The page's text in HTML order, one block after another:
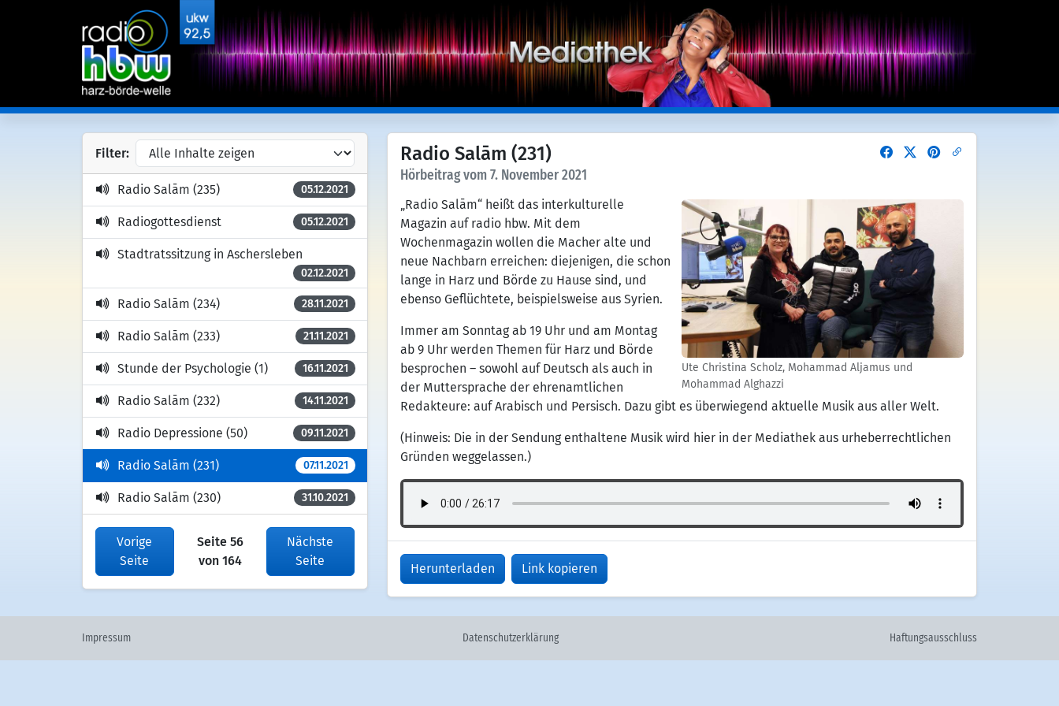
Radio Salām (231)
Hörbeitrag vom 7. November 2021
Ute Christina Scholz, Mohammad Aljamus und
Mohammad Alghazzi
„Radio Salām“ heißt das interkulturelle
Magazin auf radio hbw. Mit dem
Wochenmagazin wollen die Macher alte und
neue Nachbarn erreichen: diejenigen, die schon
lange in Harz und Börde zu Hause sind, und
ebenso Geflüchtete, beispielsweise aus Syrien.
Immer am Sonntag ab 19 Uhr und am Montag
ab 9 Uhr werden Themen für Harz und Börde
besprochen – sowohl auf Deutsch als auch in
der Muttersprache der ehrenamtlichen
Redakteure: auf Arabisch und Persisch. Dazu gibt es überwiegend aktuelle Musik aus aller Welt.
(Hinweis: Die in der Sendung enthaltene Musik wird hier in der Mediathek aus urheberrechtlichen
Gründen weggelassen.)
Herunterladen Link kopieren
Filter:
Radio Salām (235) 05.12.2021
Radiogottesdienst 05.12.2021
Stadtratssitzung in Aschersleben
02.12.2021
Radio Salām (234) 28.11.2021
Radio Salām (233) 21.11.2021
Stunde der Psychologie (1) 16.11.2021
Radio Salām (232) 14.11.2021
Radio Depressione (50) 09.11.2021
Radio Salām (231) 07.11.2021
Radio Salām (230) 31.10.2021
Vorige
Seite
Seite 56
von 164
Nächste
Seite
Impressum Datenschutzerklärung Haftungsausschluss